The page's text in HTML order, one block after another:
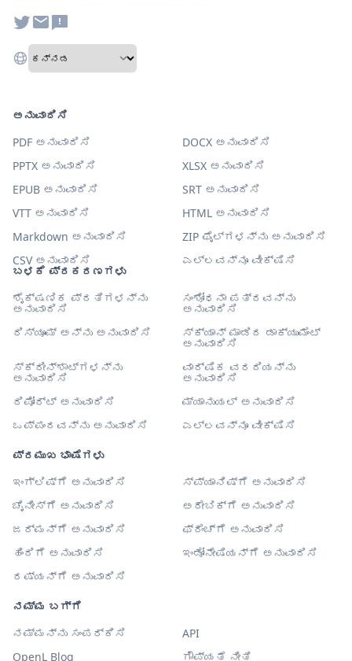
ಬಳಕೆ ಪ್ರಕರಣಗಳು
ಶೈಕ್ಷಣಿಕ ಪ್ರತಿಗಳನ್ನು
ಅನುವಾದಿಸಿ
ಸಂಶೋಧನಾ ಪತ್ರವನ್ನು
ಅನುವಾದಿಸಿ
ರಿಸ್ಯೂಮ್ ಅನ್ನು ಅನುವಾದಿಸಿ
ಸ್ಕ್ಯಾನ್ ಮಾಡಿದ ಡಾಕ್ಯುಮೆಂಟ್
ಅನುವಾದಿಸಿ
ಸ್ಕ್ರೀನ್‌ಶಾಟ್‌ಗಳನ್ನು
ಅನುವಾದಿಸಿ
ವಾರ್ಷಿಕ ವರದಿಯನ್ನು
ಅನುವಾದಿಸಿ
ರಿಪೋರ್ಟ್ ಅನುವಾದಿಸಿ
ಮ್ಯಾನುಯಲ್ ಅನುವಾದಿಸಿ
ಒಪ್ಪಂದವನ್ನು ಅನುವಾದಿಸಿ
ಎಲ್ಲವನ್ನೂ ವೀಕ್ಷಿಸಿ
ಪ್ರಮುಖ ಭಾಷೆಗಳು
ಇಂಗ್ಲಿಷ್‌ಗೆ ಅನುವಾದಿಸಿ
ಸ್ಪ್ಯಾನಿಷ್‌ಗೆ ಅನುವಾದಿಸಿ
ಚೈನೀಸ್‌ಗೆ ಅನುವಾದಿಸಿ
ಅರೇಬಿಕ್‌ಗೆ ಅನುವಾದಿಸಿ
ಜರ್ಮನ್‌ಗೆ ಅನುವಾದಿಸಿ
ಫ್ರೆಂಚ್‌ಗೆ ಅನುವಾದಿಸಿ
ಹಿಂದಿಗೆ ಅನುವಾದಿಸಿ
ಇಂಡೋನೇಷಿಯನ್‌ಗೆ ಅನುವಾದಿಸಿ
ರಷ್ಯನ್‌ಗೆ ಅನುವಾದಿಸಿ
ಅನುವಾದಿಸಿ
PDF ಅನುವಾದಿಸಿ
DOCX ಅನುವಾದಿಸಿ
PPTX ಅನುವಾದಿಸಿ
XLSX ಅನುವಾದಿಸಿ
EPUB ಅನುವಾದಿಸಿ
SRT ಅನುವಾದಿಸಿ
VTT ಅನುವಾದಿಸಿ
HTML ಅನುವಾದಿಸಿ
Markdown ಅನುವಾದಿಸಿ
ZIP ಫೈಲ್‌ಗಳನ್ನು ಅನುವಾದಿಸಿ
CSV ಅನುವಾದಿಸಿ
ಎಲ್ಲವನ್ನೂ ವೀಕ್ಷಿಸಿ
ನಮ್ಮ ಬಗ್ಗೆ
ನಮ್ಮನ್ನು ಸಂಪರ್ಕಿಸಿ
API
OpenL Blog
ಗೌಪ್ಯತೆ ನೀತಿ